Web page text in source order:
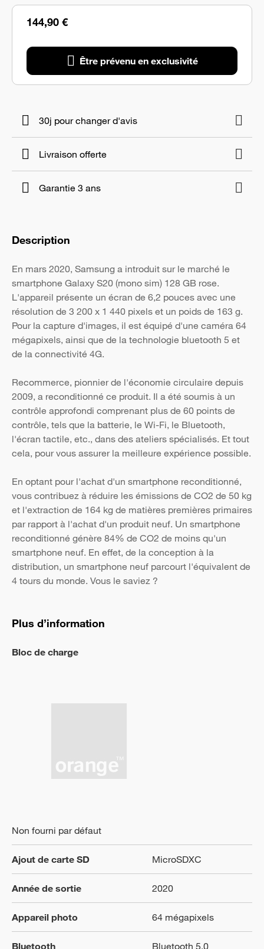
144,90 €
Être prévenu en exclusivité
30j pour changer d'avis
Livraison offerte
Garantie 3 ans
Description
En mars 2020, Samsung a introduit sur le marché le
smartphone Galaxy S20 (mono sim) 128 GB rose.
L'appareil présente un écran de 6,2 pouces avec une
résolution de 3 200 x 1 440 pixels et un poids de 163 g.
Pour la capture d'images, il est équipé d'une caméra 64
mégapixels, ainsi que de la technologie bluetooth 5 et
de la connectivité 4G.
Recommerce, pionnier de l'économie circulaire depuis
2009, a reconditionné ce produit. Il a été soumis à un
contrôle approfondi comprenant plus de 60 points de
contrôle, tels que la batterie, le Wi-Fi, le Bluetooth,
l'écran tactile, etc., dans des ateliers spécialisés. Et tout
cela, pour vous assurer la meilleure expérience possible.
En optant pour l'achat d'un smartphone reconditionné,
vous contribuez à réduire les émissions de CO2 de 50 kg
et l'extraction de 164 kg de matières premières primaires
par rapport à l'achat d'un produit neuf. Un smartphone
reconditionné génère 84% de CO2 de moins qu'un
smartphone neuf. En effet, de la conception à la
distribution, un smartphone neuf parcourt l'équivalent de
4 tours du monde. Vous le saviez ?
Plus d’information
Bloc de charge
Non fourni par défaut
Ajout de carte SD MicroSDXC
Année de sortie 2020
Appareil photo 64 mégapixels
Bluetooth Bluetooth 5.0